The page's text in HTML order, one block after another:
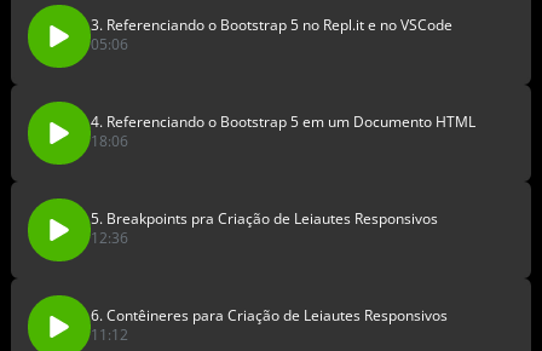
3. Referenciando o Bootstrap 5 no Repl.it e no VSCode
05:06
4. Referenciando o Bootstrap 5 em um Documento HTML
18:06
5. Breakpoints pra Criação de Leiautes Responsivos
12:36
6. Contêineres para Criação de Leiautes Responsivos
11:12